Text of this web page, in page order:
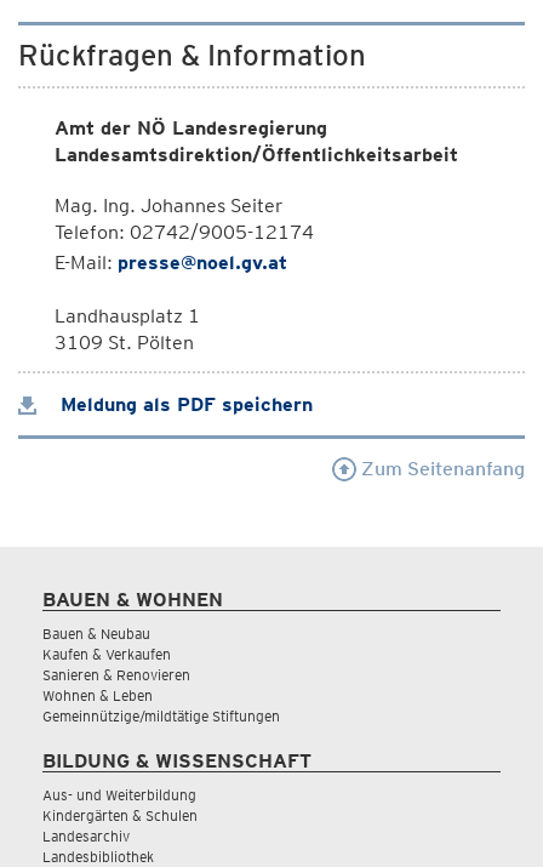
Rückfragen & Information
Amt der NÖ Landesregierung
Landesamtsdirektion/Öffentlichkeitsarbeit
Mag. Ing. Johannes Seiter
Telefon: 02742/9005-12174
E-Mail: presse@noel.gv.at
Landhausplatz 1
3109 St. Pölten
Meldung als PDF speichern
Zum Seitenanfang
BAUEN & WOHNEN
Bauen & Neubau
Kaufen & Verkaufen
Sanieren & Renovieren
Wohnen & Leben
Gemeinnützige/mildtätige Stiftungen
BILDUNG & WISSENSCHAFT
Aus- und Weiterbildung
Kindergärten & Schulen
Landesarchiv
Landesbibliothek